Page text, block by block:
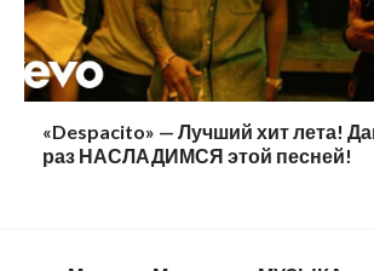
«Despacito» — Лучший хит лета!
раз НАСЛАДИМСЯ этой песней!